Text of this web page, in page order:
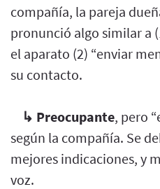
compañía, la pareja
pronunció algo similar a
el aparato (2) “enviar
su contacto.
↳ Preocupante, pero
según la compañía. Se
mejores indicaciones, y
voz.